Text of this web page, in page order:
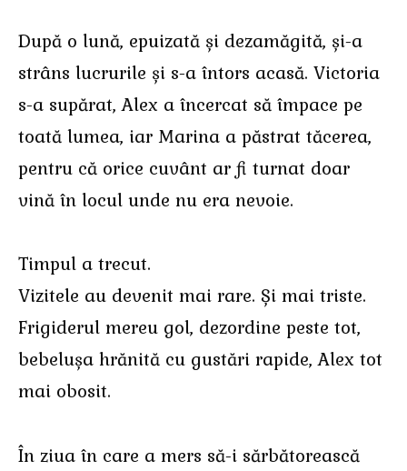
După o lună, epuizată și dezamăgită, și-a
strâns lucrurile și s-a întors acasă. Victoria
s-a supărat, Alex a încercat să împace pe
toată lumea, iar Marina a păstrat tăcerea,
pentru că orice cuvânt ar fi turnat doar
vină în locul unde nu era nevoie.
Timpul a trecut.
Vizitele au devenit mai rare. Și mai triste.
Frigiderul mereu gol, dezordine peste tot,
bebelușa hrănită cu gustări rapide, Alex tot
mai obosit.
În ziua în care a mers să-i sărbătorească